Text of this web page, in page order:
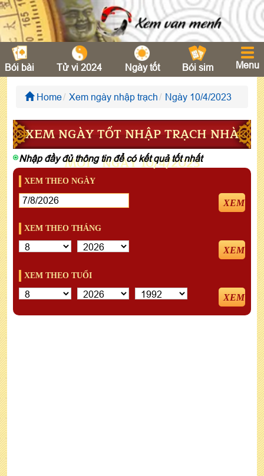
Bói bài Tử vi 2024 Ngày tốt Bói sim Menu
Home Xem ngày nhập trạch Ngày 10/4/2023
XEM NGÀY TỐT NHẬP TRẠCH NHÀ
MỚI - NGÀY 10/4/2023
Nhập đầy đủ thông tin để có kết quả tốt nhất
XEM THEO NGÀY
XEM
XEM THEO THÁNG
XEM
XEM THEO TUỔI
XEM